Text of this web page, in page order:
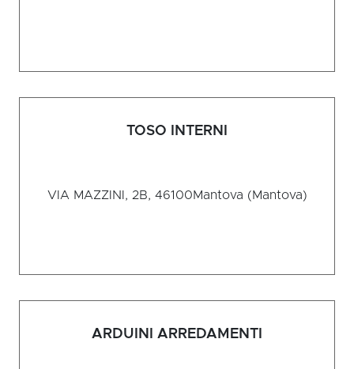
TOSO INTERNI
VIA MAZZINI, 2B, 46100Mantova (Mantova)
ARDUINI ARREDAMENTI